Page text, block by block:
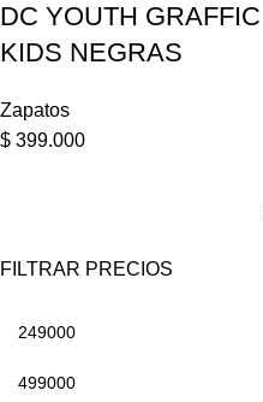
FILTRAR PRECIOS
DC YOUTH GRAFFIC
KIDS NEGRAS
Zapatos
$ 399.000